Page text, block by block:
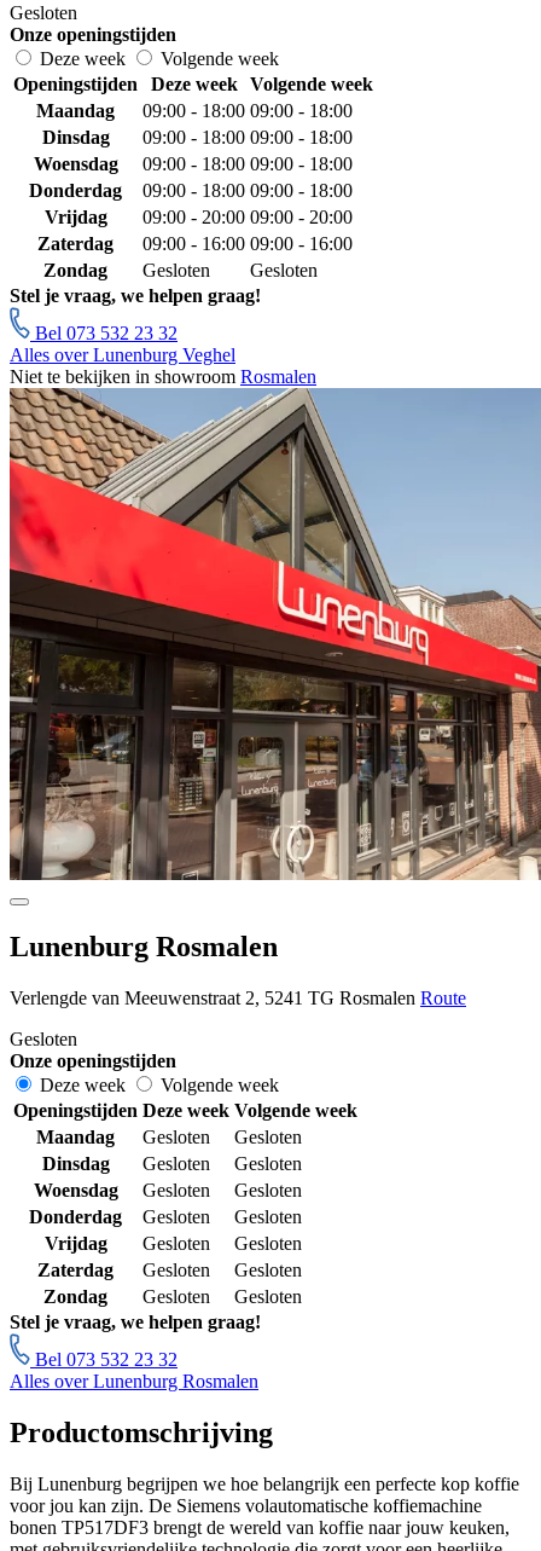
Gesloten
Onze openingstijden
Deze week
Volgende week
Openingstijden
Deze week
Volgende week
Maandag
09:00 - 18:00 09:00 - 18:00
Dinsdag
09:00 - 18:00 09:00 - 18:00
Woensdag
09:00 - 18:00 09:00 - 18:00
Donderdag
09:00 - 18:00 09:00 - 18:00
Vrijdag
09:00 - 20:00 09:00 - 20:00
Zaterdag
09:00 - 16:00 09:00 - 16:00
Zondag
Gesloten
Gesloten
Stel je vraag, we helpen graag!
Bel 073 532 23 32
Alles over Lunenburg Veghel
Niet te bekijken in showroom Rosmalen
Lunenburg Rosmalen
Verlengde van Meeuwenstraat 2, 5241 TG Rosmalen Route
Gesloten
Onze openingstijden
Deze week
Volgende week
Openingstijden Deze week Volgende week
Maandag
Gesloten
Gesloten
Dinsdag
Gesloten
Gesloten
Woensdag
Gesloten
Gesloten
Donderdag
Gesloten
Gesloten
Vrijdag
Gesloten
Gesloten
Zaterdag
Gesloten
Gesloten
Zondag
Gesloten
Gesloten
Stel je vraag, we helpen graag!
Bel 073 532 23 32
Alles over Lunenburg Rosmalen
Productomschrijving
Bij Lunenburg begrijpen we hoe belangrijk een perfecte kop koffie
voor jou kan zijn. De Siemens volautomatische koffiemachine
bonen TP517DF3 brengt de wereld van koffie naar jouw keuken,